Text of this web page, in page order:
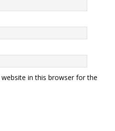
in this browser for the